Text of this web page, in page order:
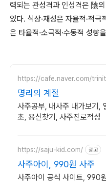
력되는 관성격과 인성격은 陰
있다. 식상·재성은 자율적·적극
은 타율적·소극적·수동적 성향
https://cafe.naver.com/
명리의 계절
사주공부, 내사주 내가보기,
초, 용신찾기, 사주진로적성
https://saju-kid.com/ 광고
사주아이, 990원 사주
사주아이 공식 사이트, 990